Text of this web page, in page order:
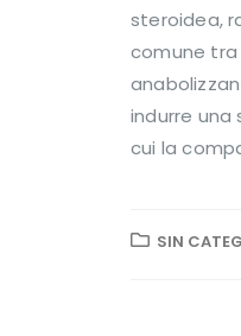
steroidea,
comune tra
indurre
cui la
SIN